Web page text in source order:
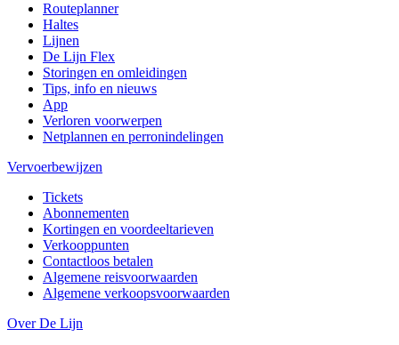
Routeplanner
Haltes
Lijnen
De Lijn Flex
Storingen en omleidingen
Tips, info en nieuws
App
Verloren voorwerpen
Netplannen en perronindelingen
Vervoerbewijzen
Tickets
Abonnementen
Kortingen en voordeeltarieven
Verkooppunten
Contactloos betalen
Algemene reisvoorwaarden
Algemene verkoopsvoorwaarden
Over De Lijn